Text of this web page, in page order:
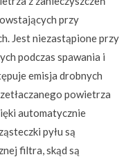
przy
Jest niezastąpione przy
podczas spawania i
emisja drobnych
powietrza
automatycznie
pyłu są
filtra, skąd są